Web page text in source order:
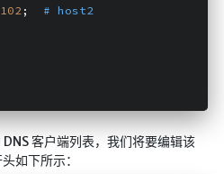
; # host2
客户端列表，我们将要编辑该
如下所示：